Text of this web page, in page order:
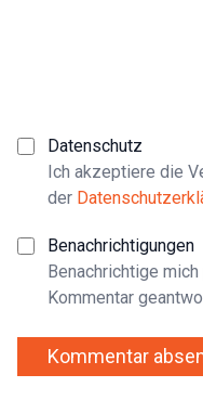
Datenschutz
Ich akzeptiere die
der
Benachrichtigungen
Benachrichtige
Kommentar
Kommentar